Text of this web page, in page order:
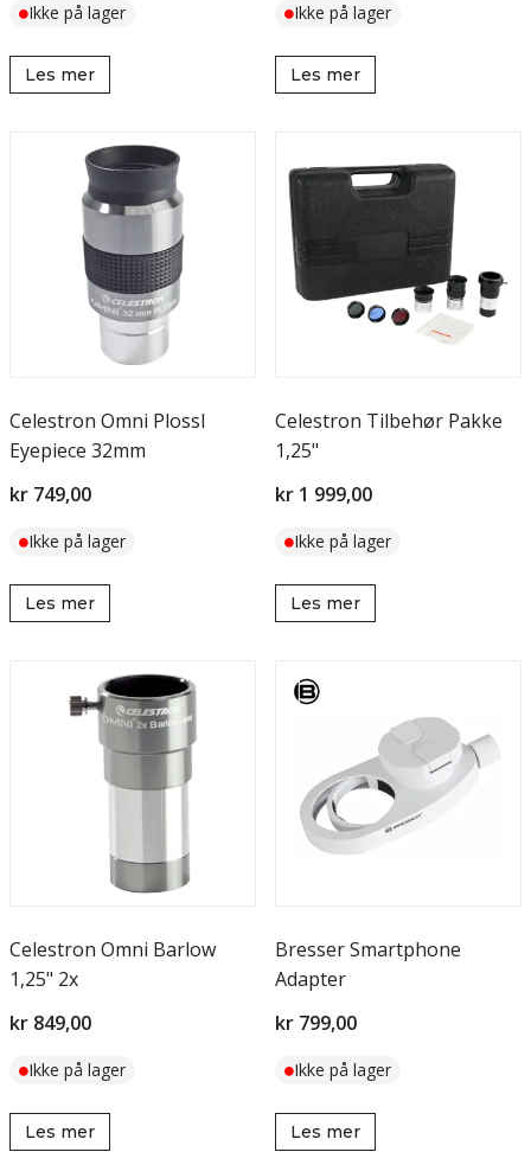
Ikke på lager
Les mer
Ikke på lager
Les mer
Celestron Omni Plossl
Eyepiece 32mm
kr 749,00
Ikke på lager
Les mer
Celestron Tilbehør Pakke
1,25"
kr 1 999,00
Ikke på lager
Les mer
Celestron Omni Barlow
1,25" 2x
kr 849,00
Ikke på lager
Les mer
Bresser Smartphone
Adapter
kr 799,00
Ikke på lager
Les mer